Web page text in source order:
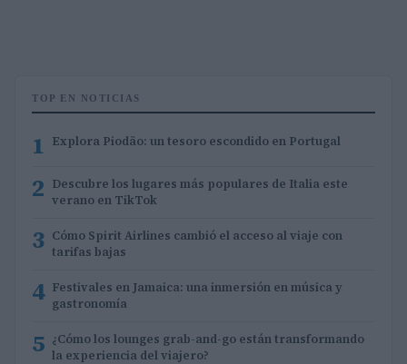
TOP EN NOTICIAS
1 Explora Piodão: un tesoro escondido en Portugal
2 Descubre los lugares más populares de Italia este
verano en TikTok
3 Cómo Spirit Airlines cambió el acceso al viaje con
tarifas bajas
4 Festivales en Jamaica: una inmersión en música y
gastronomía
5 ¿Cómo los lounges grab-and-go están transformando
la experiencia del viajero?